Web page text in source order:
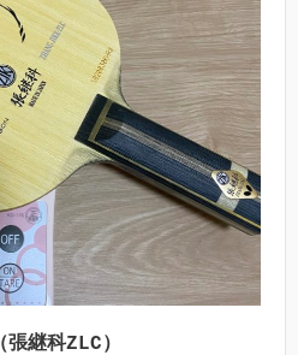
継科ZLC）